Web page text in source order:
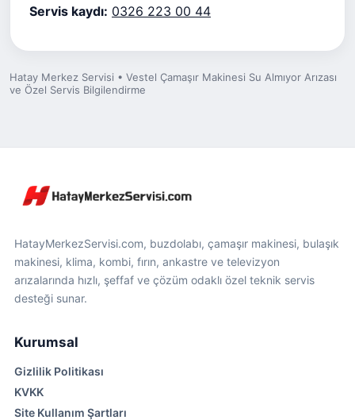
Servis kaydı: 0326 223 00 44
Hatay Merkez Servisi • Vestel Çamaşır Makinesi Su Almıyor Arızası
ve Özel Servis Bilgilendirme
HatayMerkezServisi.com, buzdolabı, çamaşır makinesi, bulaşık
makinesi, klima, kombi, fırın, ankastre ve televizyon
arızalarında hızlı, şeffaf ve çözüm odaklı özel teknik servis
desteği sunar.
Kurumsal
Gizlilik Politikası
KVKK
Site Kullanım Şartları